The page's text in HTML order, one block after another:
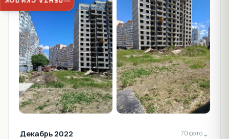
Декабрь 2022 70 фото⌄